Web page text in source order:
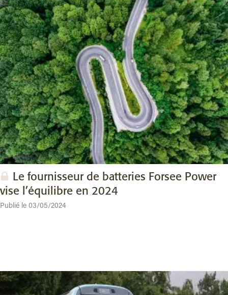
Le fournisseur de batteries Forsee Power
vise l’équilibre en 2024
Publié le 03/05/2024